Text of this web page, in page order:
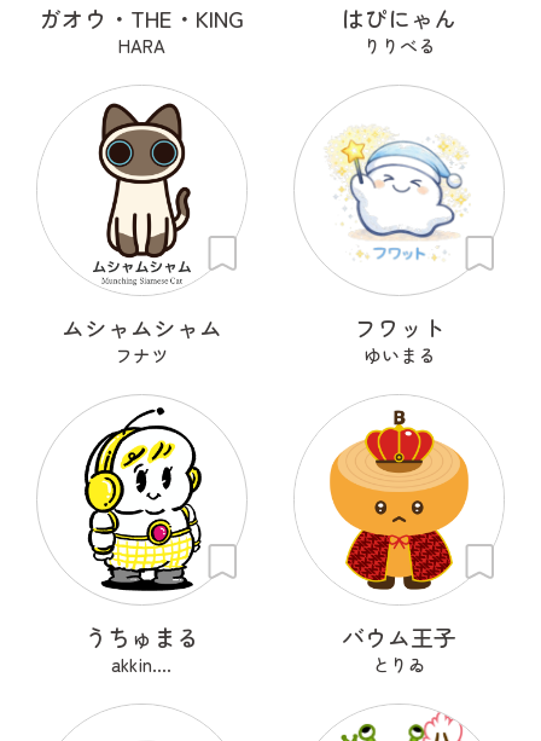
ガオウ・THE・KING
HARA
はぴにゃん
りりべる
ムシャムシャム
フナツ
フワット
ゆいまる
うちゅまる
akkin....
バウム王子
とりゐ